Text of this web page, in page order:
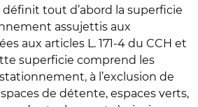
tout d’abord la superficie
assujettis aux
aux articles L. 171-4 du CCH et
superficie comprend les
à l’exclusion de
de détente, espaces verts,